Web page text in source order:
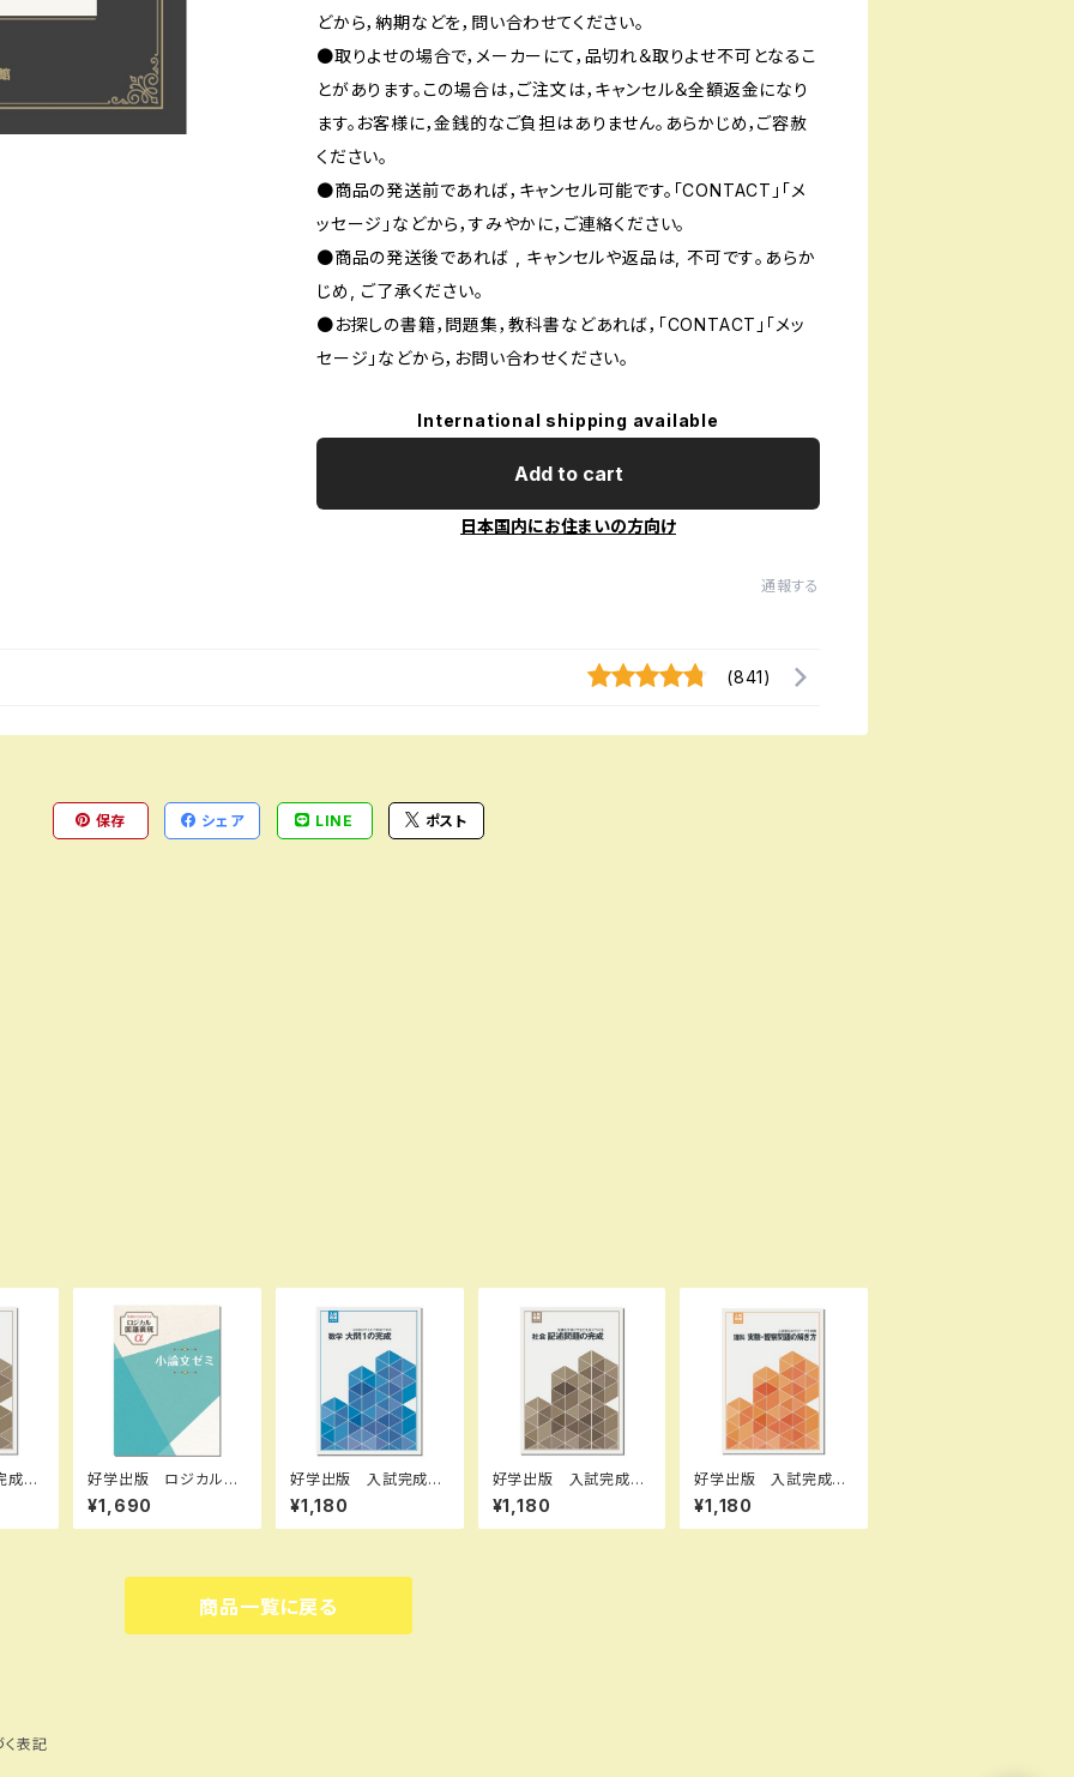
どから，納期などを，問い合わせてください。
●取りよせの場合で，メーカーにて，品切れ＆取りよせ不可となるこ
とがあります。この場合は，ご注文は，キャンセル＆全額返金になり
ます。お客様に，金銭的なご負担はありません。あらかじめ，ご容赦
ください。
●商品の発送前であれば，キャンセル可能です。「CONTACT」「メ
ッセージ」などから，すみやかに，ご連絡ください。
●商品の発送後であれば , キャンセルや返品は, 不可です｡あらか
じめ, ご了承ください｡
●お探しの書籍，問題集，教科書などあれば，「CONTACT」「メッ
セージ」などから，お問い合わせください。
International shipping available
Add to cart
日本国内にお住まいの方向け
通報する
(841)
保存 シェア LINE ポスト
成シ
ト I
好学出版 ロジカル国
語表現アルファ 小論
文ゼミ 2026年度
版 新品完全セット I
¥1,690
好学出版 入試完成シ
リーズ 数学 大問１
の完成 2026年度
版 新品完全セット I
8965
¥1,180
好学出版 入試完成シ
リーズ 社会 記述問
題の完成 2026年度
版 新品完全セット I
¥1,180
好学出版 入試完成シ
リーズ 理科 実験・観
察問題の解き方 202
6年度版 新品完全セ
¥1,180
商品一覧に戻る
表記